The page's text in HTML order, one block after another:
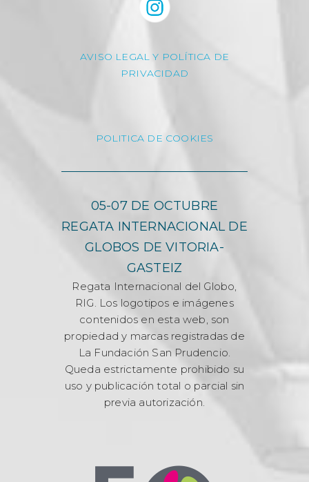
AVISO LEGAL Y POLÍTICA DE
PRIVACIDAD
POLITICA DE COOKIES
05-07 DE OCTUBRE
REGATA INTERNACIONAL DE
GLOBOS DE VITORIA-
GASTEIZ
Regata Internacional del Globo,
RIG. Los logotipos e imágenes
contenidos en esta web, son
propiedad y marcas registradas de
La Fundación San Prudencio.
Queda estrictamente prohibido su
uso y publicación total o parcial sin
previa autorización.